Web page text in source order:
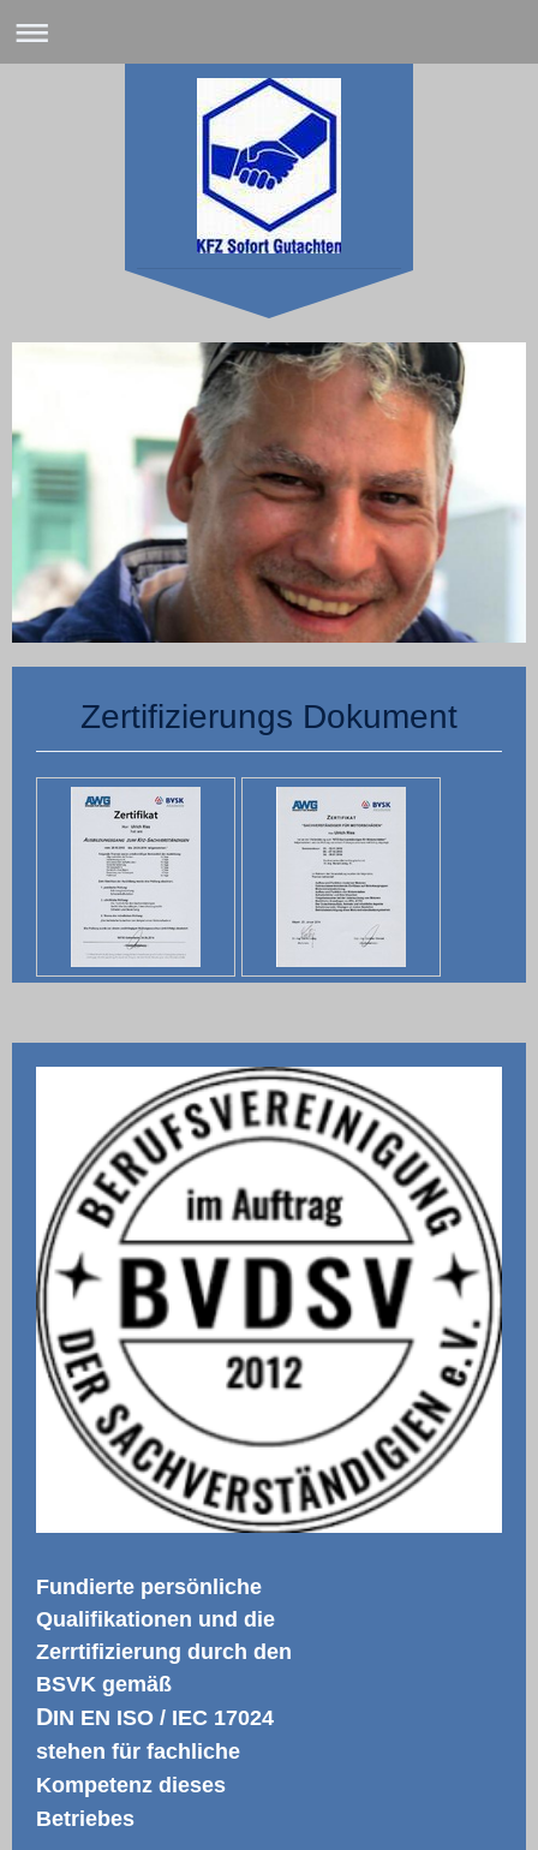
Zertifizierungs Dokument
Fundierte persönliche
Qualifikationen und die
Zerrtifizierung durch den
BSVK gemäß
DIN EN ISO / IEC 17024
stehen für fachliche
Kompetenz dieses
Betriebes